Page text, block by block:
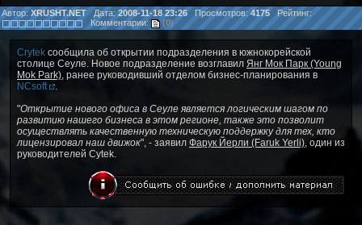
Автор: XRUSHT.NET Дата:2008-11-18 23:26Просмотров: 4175Рейтинг:
Комментарии:
(0)
Crytek сообщила об открытии подразделения в южнокорейской
столице Сеуле. Новое подразделение возглавил Янг Мок Парк (Young
Mok Park) , ранее руководивший отделом бизнес-планирования в
NCsoft
"Открытие нового офиса в Сеуле является логическим шагом по
развитию нашего бизнеса в этом регионе, также это позволит
осуществлять качественную техническую поддержку для тех, кто
лицензировал наш движок", - заявил Фарук Йерли (Faruk Yerli) , один из
руководителей Cytek.